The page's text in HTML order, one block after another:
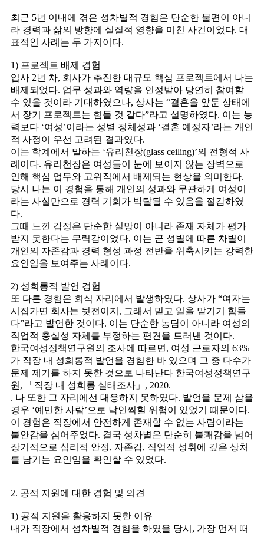
최근 5년 이내에 겪은 성차별적 경험은 단순한 불편이 아니
라 경력과 삶의 방향에 실질적 영향을 미친 사건이었다. 대
표적인 사례는 두 가지이다.
1) 프로젝트 배제 경험
입사 2년 차, 회사가 추진한 대규모 핵심 프로젝트에서 나는
배제되었다. 업무 성과와 역량을 인정받아 당연히 참여할
수 있을 것이라 기대하였으나, 상사는 “결혼을 앞둔 상태에
서 장기 프로젝트는 힘들 것 같다”라고 설명하였다. 이는 능
력보다 ‘여성’이라는 성별 정체성과 ‘결혼 예정자’라는 개인
적 사정이 우선 고려된 결과였다.
이는 학계에서 말하는 ‘유리천장(glass ceiling)’의 전형적 사
례이다. 유리천장은 여성들이 눈에 보이지 않는 장벽으로
인해 핵심 업무와 고위직에서 배제되는 현상을 의미한다.
당시 나는 이 경험을 통해 개인의 성과와 무관하게 여성이
라는 사실만으로 경력 기회가 박탈될 수 있음을 절감하였
다.
그때 느낀 감정은 단순한 실망이 아니라 존재 자체가 평가
받지 못한다는 무력감이었다. 이는 곧 성별에 따른 차별이
개인의 자존감과 경력 형성 과정 전반을 위축시키는 강력한
요인임을 보여주는 사례이다.
2) 성희롱적 발언 경험
또 다른 경험은 회식 자리에서 발생하였다. 상사가 “여자는
시집가면 회사는 뒷전이지, 그래서 믿고 일을 맡기기 힘들
다”라고 발언한 것이다. 이는 단순한 농담이 아니라 여성의
직업적 충실성 자체를 부정하는 편견을 드러낸 것이다.
한국여성정책연구원의 조사에 따르면, 여성 근로자의 63%
가 직장 내 성희롱적 발언을 경험한 바 있으며 그 중 다수가
문제 제기를 하지 못한 것으로 나타난다 한국여성정책연구
원, 「직장 내 성희롱 실태조사」, 2020.
. 나 또한 그 자리에선 대응하지 못하였다. 발언을 문제 삼을
경우 ‘예민한 사람’으로 낙인찍힐 위험이 있었기 때문이다.
이 경험은 직장에서 안전하게 존재할 수 없는 사람이라는
불안감을 심어주었다. 결국 성차별은 단순히 불쾌감을 넘어
장기적으로 심리적 안정, 자존감, 직업적 성취에 깊은 상처
를 남기는 요인임을 확인할 수 있었다.
2. 공적 지원에 대한 경험 및 의견
1) 공적 지원을 활용하지 못한 이유
내가 직장에서 성차별적 경험을 하였을 당시, 가장 먼저 떠